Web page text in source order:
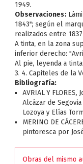
1949.
Observaciones:
1843"; según el
realizados entre
A tinta, en la zona
inferior derecho:
Al pie, leyenda a
3. 4. Capiteles de la
Bibliografía:
AVRIAL Y
Alcázar de
Lozoya y Elías
MERINO DE
pintoresca por
Obras del mismo